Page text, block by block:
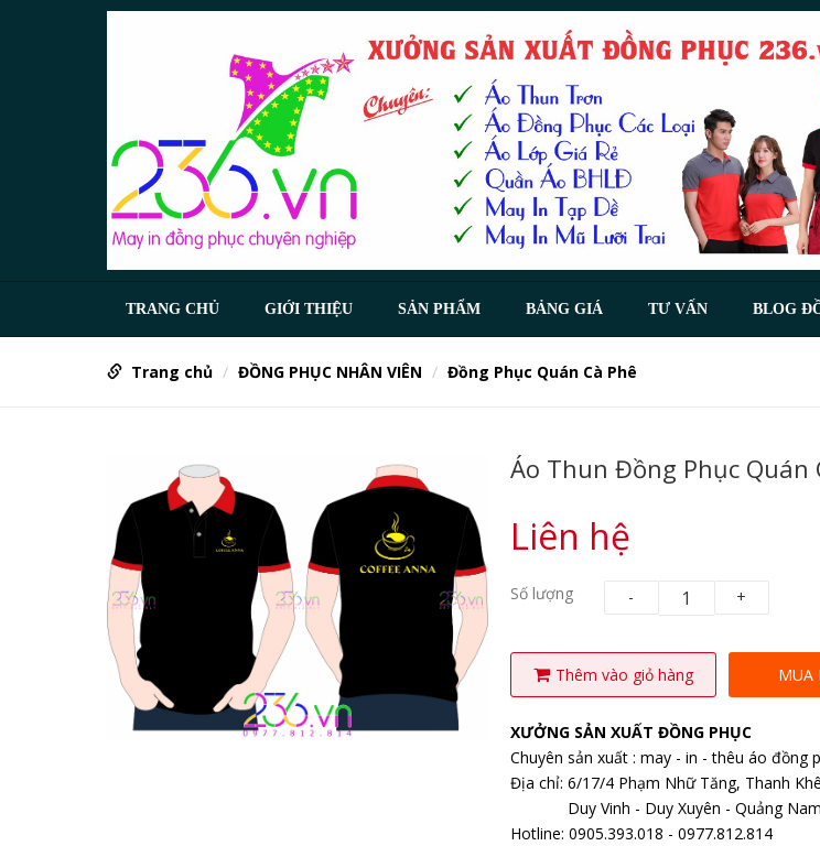
TRANG CHỦ GIỚI THIỆU SẢN PHẨM BẢNG GIÁ TƯ VẤN BLOG
Trang chủ ĐỒNG PHỤC NHÂN VIÊN Đồng Phục Quán Cà Phê
Áo Thun Đồng Phục Quán
Liên hệ
Số lượng - +
Thêm vào giỏ hàng MUA
XƯỞNG SẢN XUẤT ĐỒNG PHỤC
Chuyên sản xuất : may - in - thêu áo đồng
Địa chỉ: 6/17/4 Phạm Nhữ Tăng, Thanh
Duy Vinh - Duy Xuyên - Quảng Nam
Hotline: 0905.393.018 - 0977.812.814